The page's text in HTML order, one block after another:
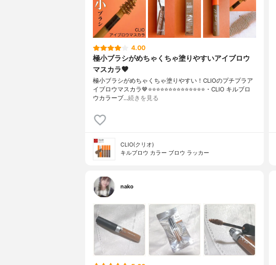
4.00
極小ブラシがめちゃくちゃ塗りやすいアイブロウ
マスカラ🤎
極小ブラシがめちゃくちゃ塗りやすい！CLIOのプチプラア
イブロウマスカラ🤎⭐️⭐️⭐️⭐️⭐️⭐️⭐️⭐️⭐️⭐️⭐️⭐️⭐️⭐️・CLIO キルブロ
ウカラーブ…続きを見る
CLIO(クリオ)
キルブロウ カラー ブロウ ラッカー
nako